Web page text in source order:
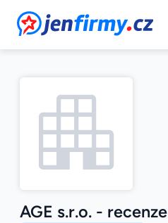
JenFirmy.cz
AGE s.r.o. - recenze